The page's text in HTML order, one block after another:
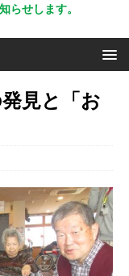
らせします。
見と「お